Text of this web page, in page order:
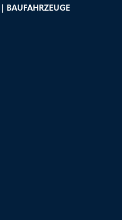
BAUFAHRZEUGE